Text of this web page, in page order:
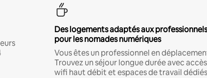
Des logements adaptés aux professionnels
pour les nomades numériques
Vous êtes un professionnel en
Trouvez un séjour longue durée avec accès
wifi haut débit et espaces de travail